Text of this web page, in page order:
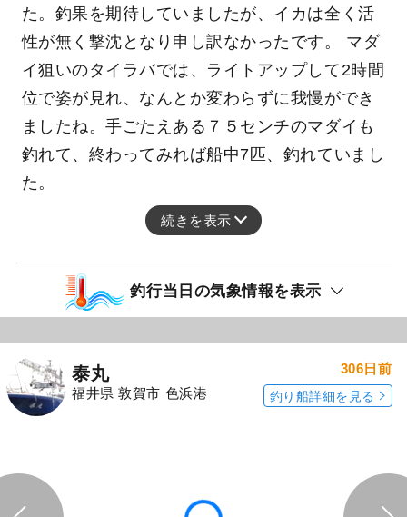
た。釣果を期待していましたが、イカは全く活
性が無く撃沈となり申し訳なかったです。 マダ
イ狙いのタイラバでは、ライトアップして2時間
位で姿が見れ、なんとか変わらずに我慢ができ
ましたね。手ごたえある７５センチのマダイも
釣れて、終わってみれば船中7匹、釣れていまし
た。
続きを表示
釣行当日の気象情報を表示
泰丸
福井県 敦賀市 色浜港
306日前
釣り船詳細を見る